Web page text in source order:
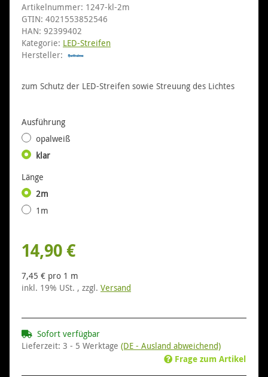
Artikelnummer: 1247-kl-2m
GTIN: 4021553852546
HAN: 92399402
Kategorie: LED-Streifen
Hersteller:
zum Schutz der LED-Streifen sowie Streuung des Lichtes
Ausführung
opalweiß
klar
Länge
2m
1m
14,90 €
7,45 € pro 1 m
inkl. 19% USt. , zzgl. Versand
Sofort verfügbar
Lieferzeit: 3 - 5 Werktage (DE - Ausland abweichend)
Frage zum Artikel